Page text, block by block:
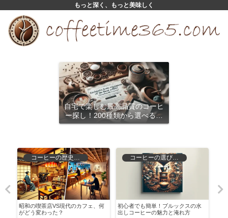
もっと深く、もっと美味しく
自宅で楽しむ最高品質のコーヒ
ー探し！200種類から選べるサ
ブスクリプション
昭和の喫茶店VS現代のカフェ、何
がどう変わった？
初心者でも簡単！ブルックスの水
出しコーヒーの魅力と淹れ方